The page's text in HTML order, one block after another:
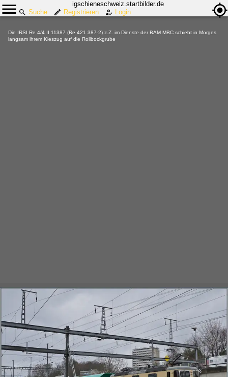
igschieneschweiz.startbilder.de
Suche
Registrieren Login
Die IRSI Re 4/4 II 11387 (Re 421 387-2) z.Z. im Dienste der BAM MBC schiebt in Morges
langsam ihrem Kieszug auf die Rollbockgrube